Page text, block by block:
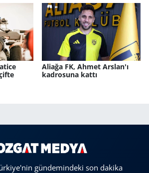
Aliağa FK, Ahmet Arslan'ı
kadrosuna kattı
gündemindeki son dakika